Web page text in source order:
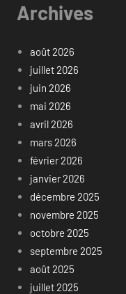
Archives
août 2026
juillet 2026
juin 2026
mai 2026
avril 2026
mars 2026
février 2026
janvier 2026
décembre 2025
novembre 2025
octobre 2025
septembre 2025
août 2025
juillet 2025